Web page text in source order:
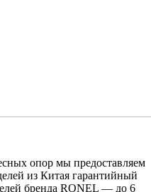
опор мы предоставляем
из Китая гарантийный
бренда RONEL — до 6